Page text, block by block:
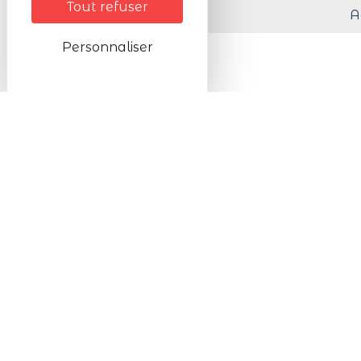
Animaux acceptés
Tout refuser
Personnaliser